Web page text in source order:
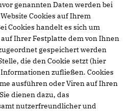
genannten Daten werden bei
Cookies auf Ihrem
Cookies handelt es sich um
Ihrer Festplatte dem von Ihnen
gespeichert werden
die den Cookie setzt (hier
zufließen. Cookies
ausführen oder Viren auf Ihren
dienen dazu, das
nutzerfreundlicher und